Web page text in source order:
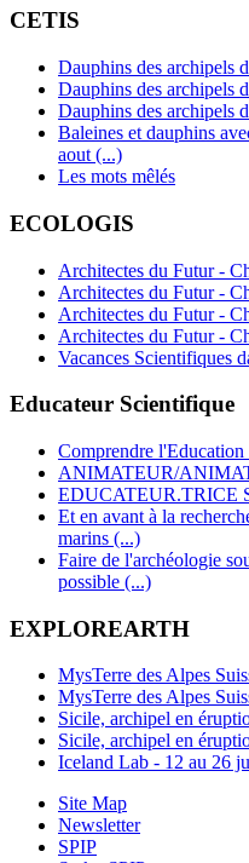
CETIS
Dauphins des archipels
Dauphins des archipels
Dauphins des archipels
Baleines et dauphins
aout (...)
Les mots mêlés
ECOLOGIS
Architectes du Futur -
Architectes du Futur -
Architectes du Futur -
Architectes du Futur -
Vacances Scientifiques
Educateur Scientifique
Comprendre l'Education
ANIMATEUR/
EDUCATEUR.TRICE
Et en avant à la
marins (...)
Faire de l'archéologie
possible (...)
EXPLOREARTH
MysTerre des Alpes
MysTerre des Alpes
Sicile, archipel en
Sicile, archipel en
Iceland Lab - 12 au 26
Site Map
Newsletter
SPIP